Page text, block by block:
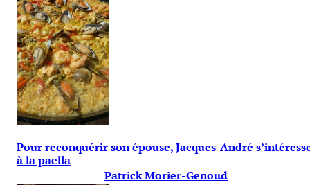
Pour reconquérir son épouse, Jacques-André
à la paella
Patrick Morier-Genoud